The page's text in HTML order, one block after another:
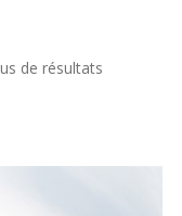
de résultats